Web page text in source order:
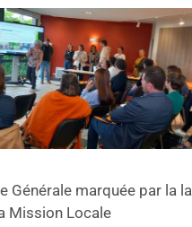
Générale marquée par la
Mission Locale